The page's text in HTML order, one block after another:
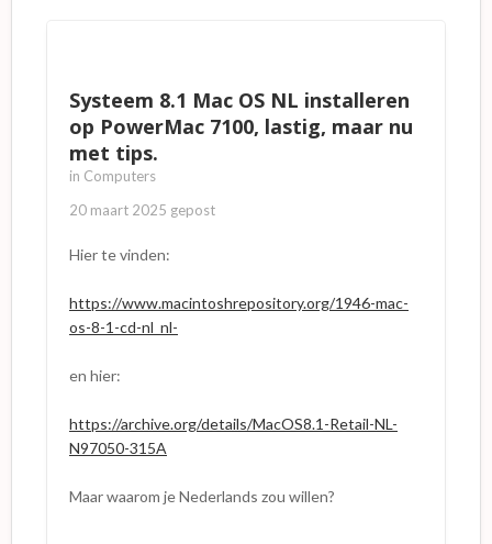
Systeem 8.1 Mac OS NL installeren
op PowerMac 7100, lastig, maar nu
met tips.
in Computers
20 maart 2025 gepost
Hier te vinden:
https://www.macintoshrepository.org/1946-mac-
os-8-1-cd-nl_nl-
en hier:
https://archive.org/details/MacOS8.1-Retail-NL-
N97050-315A
Maar waarom je Nederlands zou willen?